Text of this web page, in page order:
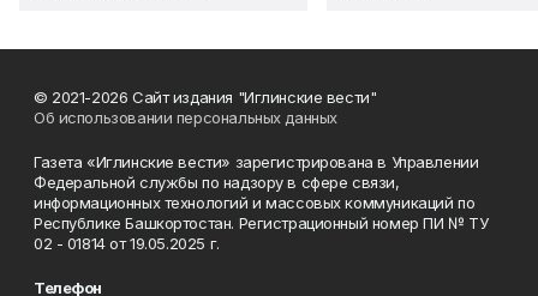
© 2021-2026 Сайт издания "Иглинские вести"
Об использовании персональных данных
Газета «Иглинские вести» зарегистрирована в Управлении
Федеральной службы по надзору в сфере связи,
информационных технологий и массовых коммуникаций по
Республике Башкортостан. Регистрационный номер ПИ № ТУ
02 - 01814 от 19.05.2025 г.
Телефон